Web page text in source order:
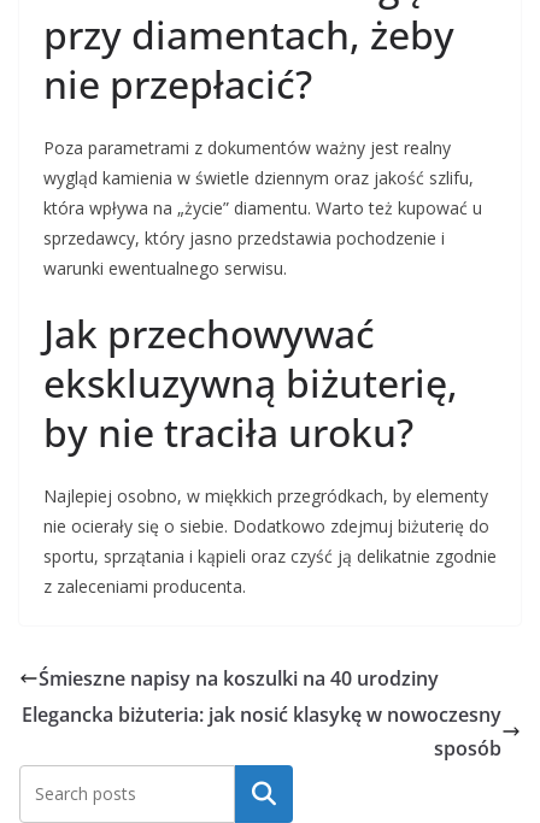
przy diamentach, żeby
nie przepłacić?
Poza parametrami z dokumentów ważny jest realny
wygląd kamienia w świetle dziennym oraz jakość szlifu,
która wpływa na „życie” diamentu. Warto też kupować u
sprzedawcy, który jasno przedstawia pochodzenie i
warunki ewentualnego serwisu.
Jak przechowywać
ekskluzywną biżuterię,
by nie traciła uroku?
Najlepiej osobno, w miękkich przegródkach, by elementy
nie ocierały się o siebie. Dodatkowo zdejmuj biżuterię do
sportu, sprzątania i kąpieli oraz czyść ją delikatnie zgodnie
z zaleceniami producenta.
Śmieszne napisy na koszulki na 40 urodziny
Elegancka biżuteria: jak nosić klasykę w nowoczesny
sposób
Szukaj